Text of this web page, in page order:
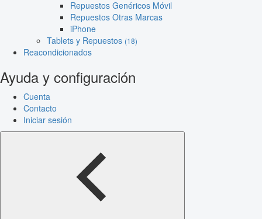
Repuestos Genéricos Móvil
Repuestos Otras Marcas
iPhone
Tablets y Repuestos (18)
Reacondicionados
Ayuda y configuración
Cuenta
Contacto
Iniciar sesión